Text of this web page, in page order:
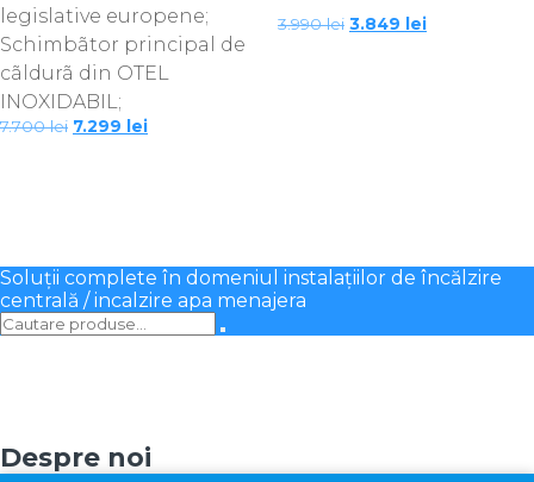
legislative europene;
Schimbãtor principal de
cãldurã din OTEL
INOXIDABIL;
7.700lei Prețul
7.299 leiPrețul
3.990lei Prețul
3.849 leiPrețul
Soluții complete în domeniul instalațiilor de încălzire
centrală / incalzire apa menajera
Despre noi